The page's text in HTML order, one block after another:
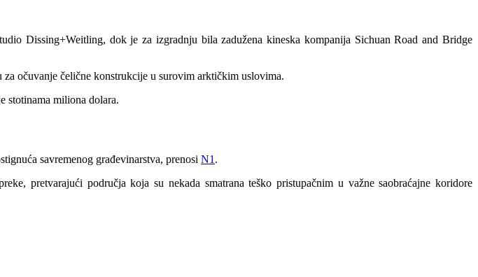
Dissing+Weitling, dok je za izgradnju bila zadužena kineska kompanija Sichuan Road and Bridge
očuvanje čelične konstrukcije u surovim arktičkim uslovima.
stotinama miliona dolara.
savremenog građevinarstva, prenosi N1 .
pretvarajući područja koja su nekada smatrana teško pristupačnim u važne saobraćajne koridore